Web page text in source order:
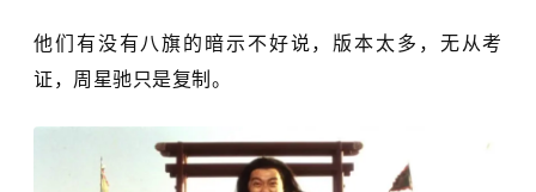
他们有没有八旗的暗示不好说，版本太多，无从考
证，周星驰只是复制。